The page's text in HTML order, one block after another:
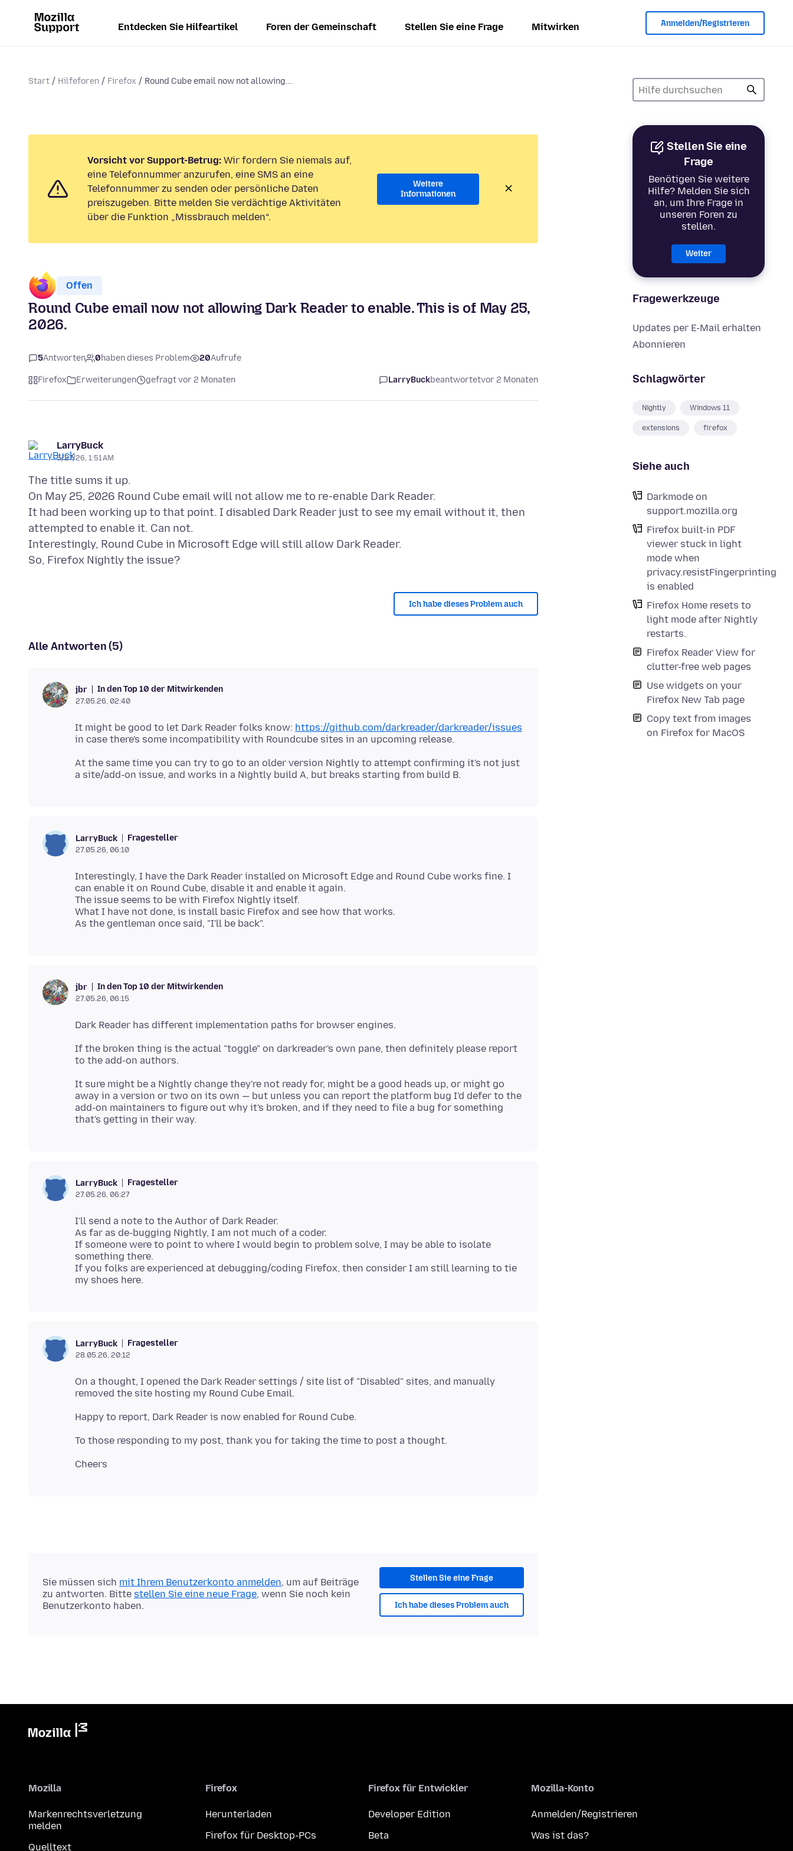
Entdecken Sie Hilfeartikel Foren der Gemeinschaft Stellen Sie eine Frage Mitwirken Anmelden/Registrieren
Start Hilfeforen Firefox Round Cube email now not allowing...
Stellen Sie eine
Frage
Benötigen Sie weitere
Hilfe? Melden Sie sich
an, um Ihre Frage in
unseren Foren zu
stellen.
Weiter
Fragewerkzeuge
Updates per E-Mail erhalten
Abonnieren
Schlagwörter
Nightly Windows 11
extensions firefox
Siehe auch
Darkmode on
support.mozilla.org
Firefox built-in PDF
viewer stuck in light
mode when
privacy.resistFingerprinting
is enabled
Firefox Home resets to
light mode after Nightly
restarts.
Firefox Reader View for
clutter-free web pages
Use widgets on your
Firefox New Tab page
Copy text from images
on Firefox for MacOS
Vorsicht vor Support-Betrug: Wir fordern Sie niemals auf,
eine Telefonnummer anzurufen, eine SMS an eine
Telefonnummer zu senden oder persönliche Daten
preiszugeben. Bitte melden Sie verdächtige Aktivitäten
über die Funktion „Missbrauch melden“.
Weitere
Informationen
Offen
Round Cube email now not allowing Dark Reader to enable. This is of May 25,
2026.
5Antworten 0haben dieses Problem 20Aufrufe
Firefox Erweiterungen gefragt vor 2 Monaten LarryBuckbeantwortetvor 2 Monaten
LarryBuck
5/27/26, 1:51 AM
The title sums it up.
On May 25, 2026 Round Cube email will not allow me to re-enable Dark Reader.
It had been working up to that point. I disabled Dark Reader just to see my email without it, then
attempted to enable it. Can not.
Interestingly, Round Cube in Microsoft Edge will still allow Dark Reader.
Ich habe dieses Problem auch
Alle Antworten (5)
jbr In den Top 10 der Mitwirkenden
27.05.26, 02:40
It might be good to let Dark Reader folks know: https://github.com/darkreader/darkreader/issues
At the same time you can try to go to an older version Nightly to attempt confirming it's not just
LarryBuck Fragesteller
27.05.26, 06:10
Interestingly, I have the Dark Reader installed on Microsoft Edge and Round Cube works fine. I
can enable it on Round Cube, disable it and enable it again.
The issue seems to be with Firefox Nightly itself.
What I have not done, is install basic Firefox and see how that works.
jbr In den Top 10 der Mitwirkenden
27.05.26, 06:15
If the broken thing is the actual "toggle" on darkreader's own pane, then definitely please report
It sure might be a Nightly change they're not ready for, might be a good heads up, or might go
away in a version or two on its own — but unless you can report the platform bug I'd defer to the
add-on maintainers to figure out why it's broken, and if they need to file a bug for something
LarryBuck Fragesteller
27.05.26, 06:27
I'll send a note to the Author of Dark Reader.
As far as de-bugging Nightly, I am not much of a coder.
If someone were to point to where I would begin to problem solve, I may be able to isolate
something there.
If you folks are experienced at debugging/coding Firefox, then consider I am still learning to tie
LarryBuck Fragesteller
28.05.26, 20:12
On a thought, I opened the Dark Reader settings / site list of "Disabled" sites, and manually
Stellen Sie eine Frage
Ich habe dieses Problem auch
Sie müssen sich mit Ihrem Benutzerkonto anmelden, um auf Beiträge
zu antworten. Bitte stellen Sie eine neue Frage, wenn Sie noch kein
Benutzerkonto haben.
Mozilla
Markenrechtsverletzung
melden
Quelltext
Firefox
Herunterladen
Firefox für Desktop-PCs
Firefox für Entwickler
Developer Edition
Beta
Mozilla-Konto
Anmelden/Registrieren
Was ist das?